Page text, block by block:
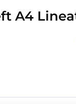
A4